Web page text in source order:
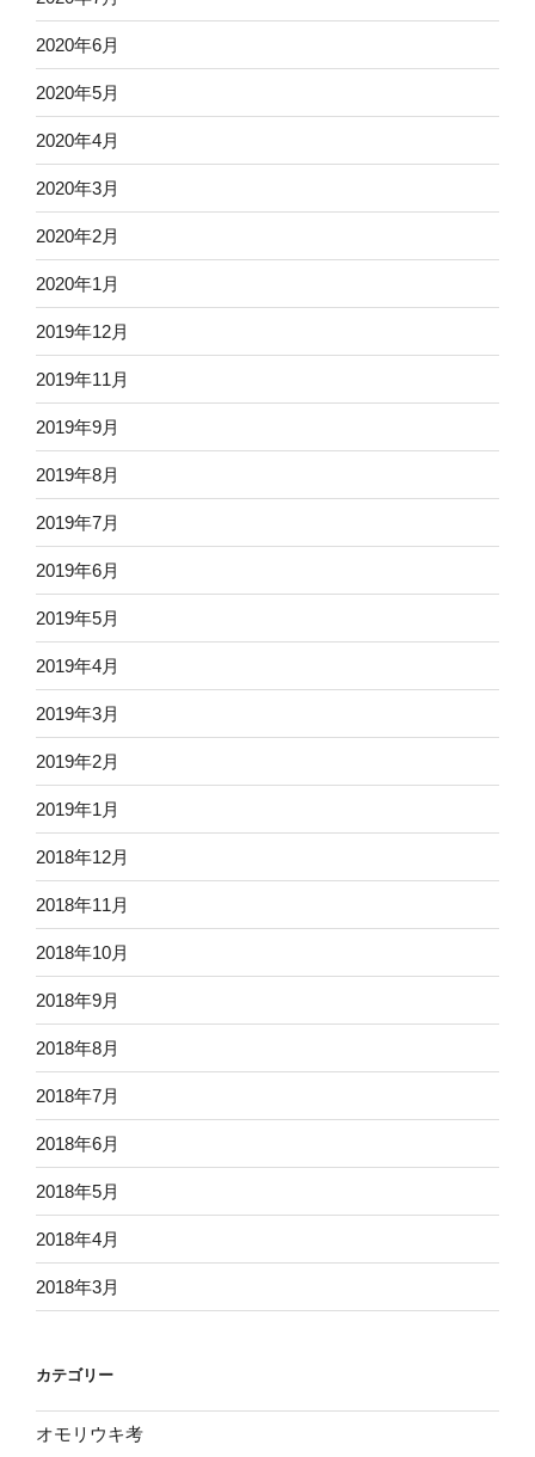
2020年6月
2020年5月
2020年4月
2020年3月
2020年2月
2020年1月
2019年12月
2019年11月
2019年9月
2019年8月
2019年7月
2019年6月
2019年5月
2019年4月
2019年3月
2019年2月
2019年1月
2018年12月
2018年11月
2018年10月
2018年9月
2018年8月
2018年7月
2018年6月
2018年5月
2018年4月
2018年3月
カテゴリー
オモリウキ考